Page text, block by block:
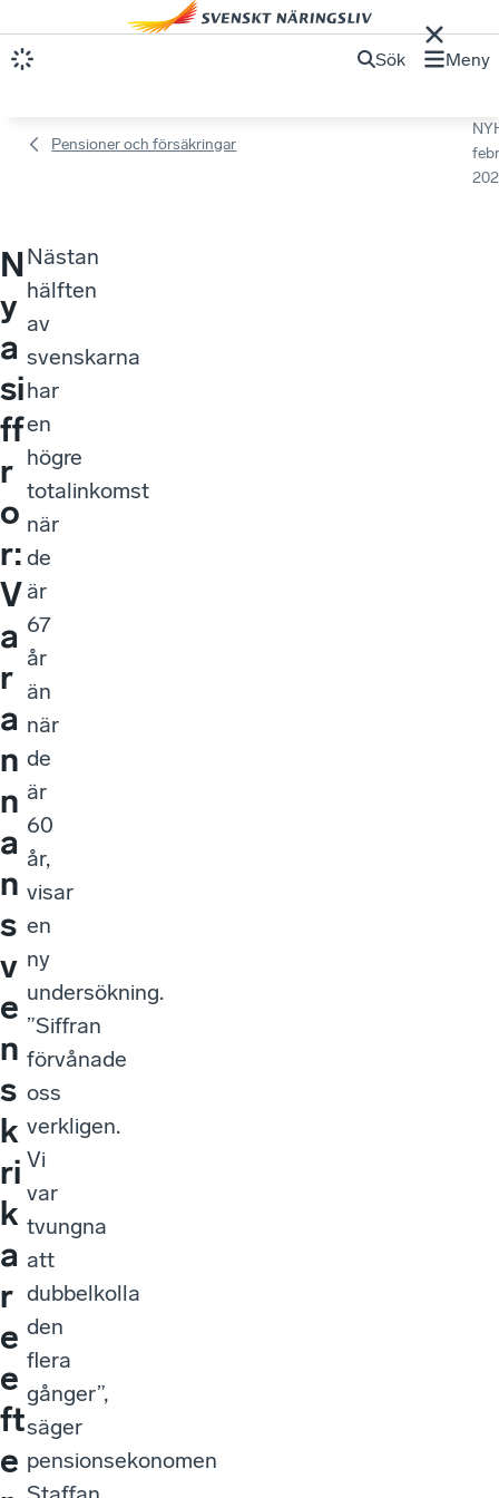
Sök Meny
Pensioner och försäkringar
N
y
a
si
ff
r
o
r:
V
a
r
a
n
n
a
n
s
v
e
n
s
k
ri
k
a
r
e
e
ft
e
Nästan
hälften
av
svenskarna
har
en
högre
totalinkomst
när
de
är
67
år
än
när
de
är
60
år,
visar
en
ny
undersökning.
”Siffran
förvånade
oss
verkligen.
Vi
var
tvungna
att
dubbelkolla
den
flera
gånger”,
säger
pensionsekonomen